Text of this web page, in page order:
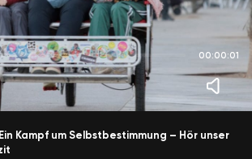
00:00:01
Ein Kampf um Selbstbestimmung – Hör unser